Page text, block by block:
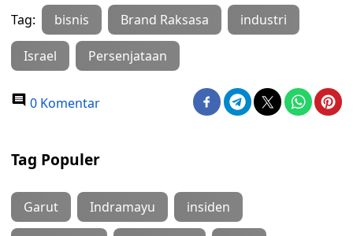
Tag: bisnis Brand Raksasa industri
Israel Persenjataan
0 Komentar
Tag Populer
Garut Indramayu insiden